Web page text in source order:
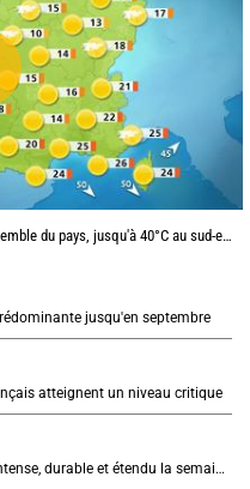
du pays, jusqu'à 40°C au sud-est
jusqu'en septembre
atteignent un niveau critique
Cinquième canicule de l’été : un épisode intense, durable et étendu la semaine prochaine